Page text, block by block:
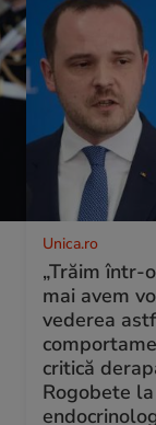
Unica.ro
„Trăim într-
mai avem
vederea
critică
Rogobete